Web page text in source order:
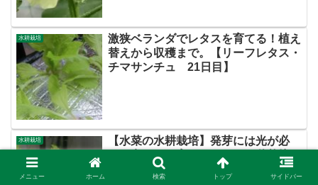
水耕栽培
激狭ベランダでレタスを育てる！植え
替えから収穫まで。【リーフレタス・
チマサンチュ 21日目】
水耕栽培
【水菜の水耕栽培】発芽には光が必
要！寒くても育てやすいから秋栽培が
おすすめ☆
メニュー ホーム 検索 トップ サイドバー